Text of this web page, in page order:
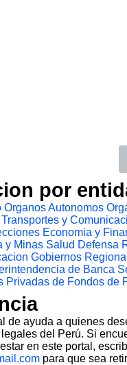
por
Organos Autonomos
Transportes y
Economia y
y Minas Salud Defensa
Gobiernos
de Banca
Privadas de Fondos de
de ayuda a quienes
del Perú. Si
en este portal,
para que sea